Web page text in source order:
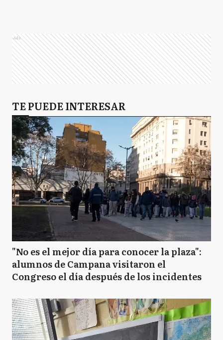
T Tigre
Ads
TE PUEDE INTERESAR
"No es el mejor día para conocer la plaza":
alumnos de Campana visitaron el
Congreso el día después de los incidentes